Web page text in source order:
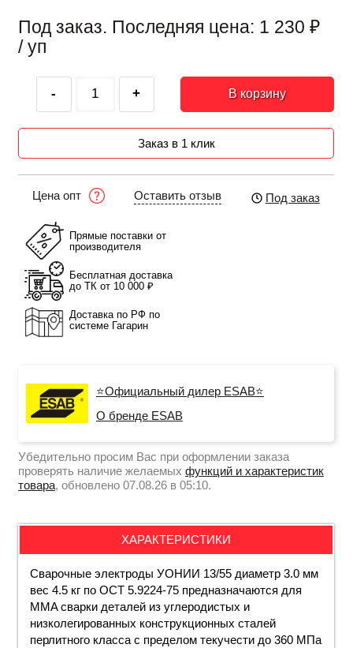
Под заказ. Последняя цена: 1 230 ₽
/ уп
- + В корзину
Заказ в 1 клик
Цена опт Оставить отзыв Под заказ
Прямые поставки от
производителя
Бесплатная доставка
до ТК от 10 000 ₽
Доставка по РФ по
системе Гагарин
⭐Официальный дилер ESAB⭐
О бренде ESAB
Убедительно просим Вас при оформлении заказа
проверять наличие желаемых функций и характеристик
товара, обновлено 07.08.26 в 05:10.
ХАРАКТЕРИСТИКИ
Сварочные электроды УОНИИ 13/55 диаметр 3.0 мм
вес 4.5 кг по ОСТ 5.9224-75 предназначаются для
MMA сварки деталей из углеродистых и
низколегированных конструкционных сталей
перлитного класса с пределом текучести до 360 МПа